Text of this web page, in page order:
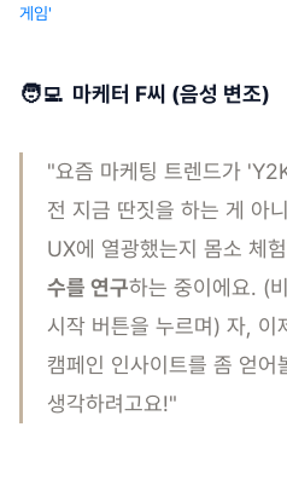
게임'
🧑‍💻 마케터 F씨 (음성 변조)
"요즘 마케팅 트렌드가
전 지금 딴짓을 하는 게 아
UX에 열광했는지 몸소 체
수를 연구하는 중이에요. (
시작 버튼을 누르며) 자, 이
캠페인 인사이트를 좀 얻
생각하려고요!"